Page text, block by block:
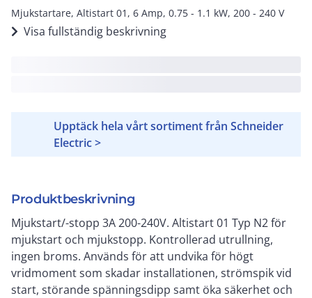
Mjukstartare, Altistart 01, 6 Amp, 0.75 - 1.1 kW, 200 - 240 V
Visa fullständig beskrivning
Upptäck hela vårt sortiment från Schneider
Electric >
Produktbeskrivning
Mjukstart/-stopp 3A 200-240V. Altistart 01 Typ N2 för
mjukstart och mjukstopp. Kontrollerad utrullning,
ingen broms. Används för att undvika för högt
vridmoment som skadar installationen, strömspik vid
start, störande spänningsdipp samt öka säkerhet och